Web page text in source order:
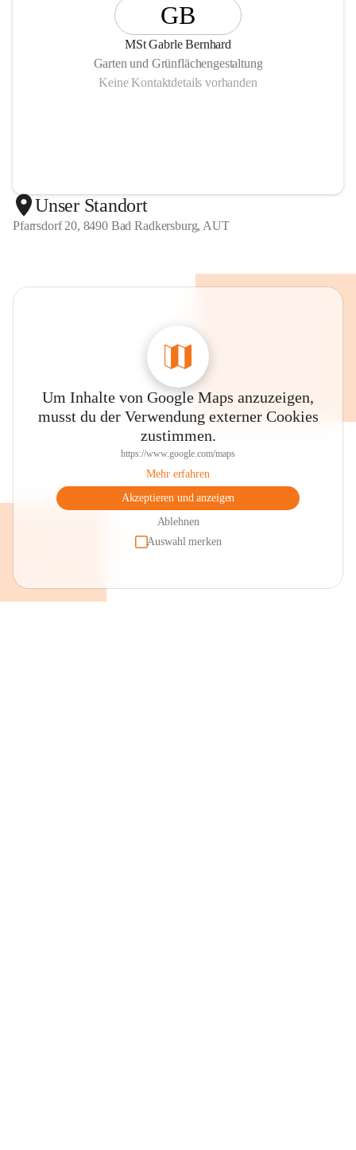
GB
MSt Gabrle Bernhard
Garten und Grünflächengestaltung
Keine Kontaktdetails vorhanden
Unser Standort
Pfarrsdorf 20, 8490 Bad Radkersburg, AUT
Um Inhalte von Google Maps anzuzeigen,
musst du der Verwendung externer Cookies
zustimmen.
https://www.google.com/maps
Mehr erfahren
Akzeptieren und anzeigen
Ablehnen
Auswahl merken